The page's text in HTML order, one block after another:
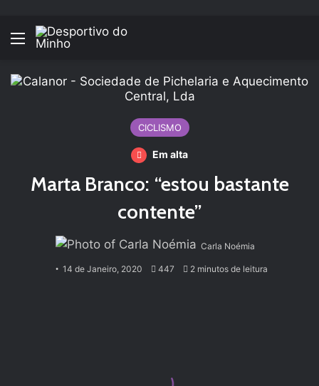
Menu
CICLISMO
Em alta
Marta Branco: “estou bastante
contente”
Carla Noémia
14 de Janeiro, 2020 447 2 minutos de leitura